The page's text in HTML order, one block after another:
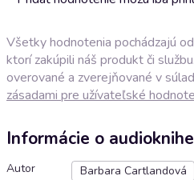
Všetky hodnotenia pochádzajú
ktorí zakúpili náš produkt či
overované a zverejňované v
zásadami pre užívateľské
Informácie o audioknihe
Autor
Barbara Cartlandová